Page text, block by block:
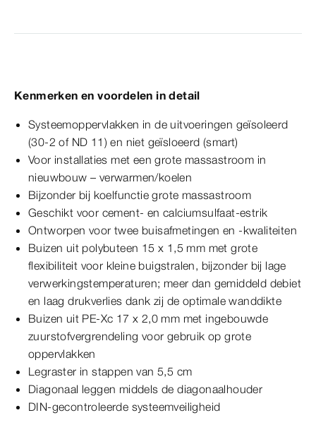
Kenmerken en voordelen in detail
Systeemoppervlakken in de uitvoeringen geïsoleerd
(30-2 of ND 11) en niet geïsloeerd (smart)
Voor installaties met een grote massastroom in
nieuwbouw – verwarmen/koelen
Bijzonder bij koelfunctie grote massastroom
Geschikt voor cement- en calciumsulfaat-estrik
Ontworpen voor twee buisafmetingen en -kwaliteiten
Buizen uit polybuteen 15 x 1,5 mm met grote
flexibiliteit voor kleine buigstralen, bijzonder bij lage
verwerkingstemperaturen; meer dan gemiddeld debiet
en laag drukverlies dank zij de optimale wanddikte
Buizen uit PE-Xc 17 x 2,0 mm met ingebouwde
zuurstofvergrendeling voor gebruik op grote
oppervlakken
Legraster in stappen van 5,5 cm
Diagonaal leggen middels de diagonaalhouder
DIN-gecontroleerde systeemveiligheid